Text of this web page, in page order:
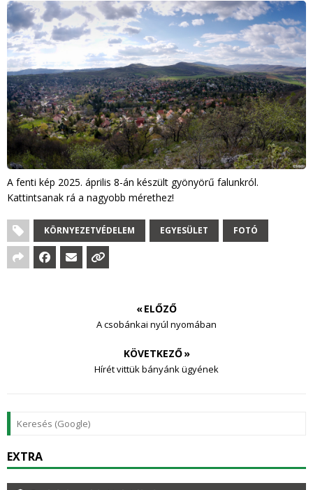
A fenti kép 2025. április 8-án készült gyönyörű falunkról.
Kattintsanak rá a nagyobb mérethez!
KÖRNYEZETVÉDELEM EGYESÜLET FOTÓ
« ELŐZŐ
A csobánkai nyúl nyomában
KÖVETKEZŐ »
Hírét vittük bányánk ügyének
EXTRA